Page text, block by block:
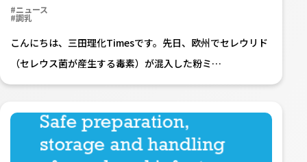
#ニュース
#調乳
こんにちは、三田理化Timesです。先日、欧州でセレウリド
（セレウス菌が産生する毒素）が混入した粉ミ…